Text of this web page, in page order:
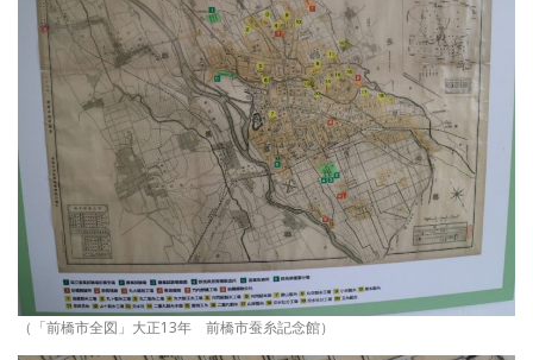
（「前橋市全図」大正13年 前橋市蚕糸記念館）